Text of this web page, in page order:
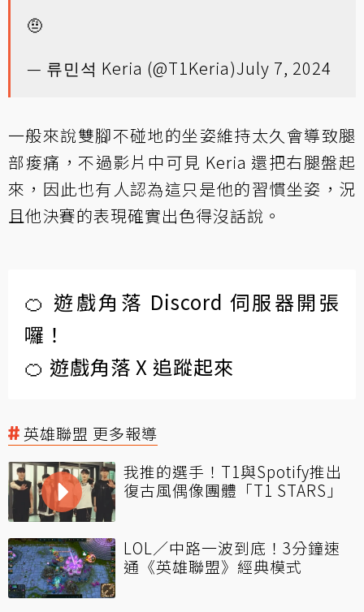
🤨
— 류민석 Keria (@T1Keria)July 7, 2024
一般來說雙腳不碰地的坐姿維持太久會導致腿
部痠痛，不過影片中可見 Keria 還把右腿盤起
來，因此也有人認為這只是他的習慣坐姿，況
且他決賽的表現確實出色得沒話說。
🍊 遊戲角落 Discord 伺服器開張
囉！
🍊 遊戲角落 X 追蹤起來
英雄聯盟 更多報導
我推的選手！T1與Spotify推出
復古風偶像團體「T1 STARS」
LOL／中路一波到底！3分鐘速
通《英雄聯盟》經典模式